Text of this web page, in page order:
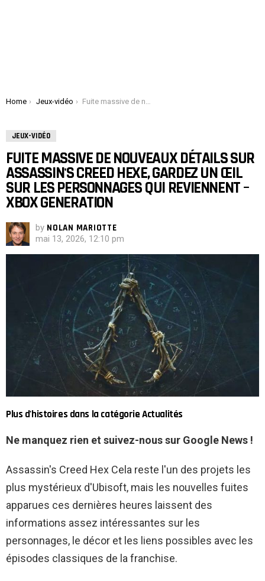
You are here:
Home Jeux-vidéo Fuite massive de nouveaux détails sur Assassin's Creed Hexe, gardez un œil sur les personnages qui reviennent – ​​Xbox Generation
JEUX-VIDÉO
FUITE MASSIVE DE NOUVEAUX DÉTAILS SUR
ASSASSIN'S CREED HEXE, GARDEZ UN ŒIL
SUR LES PERSONNAGES QUI REVIENNENT – ​​
XBOX GENERATION
by NOLAN MARIOTTE
mai 13, 2026, 12:10 pm
Plus d'histoires dans la catégorie Actualités
Ne manquez rien et suivez-nous sur Google News !
Assassin's Creed Hex Cela reste l'un des projets les
plus mystérieux d'Ubisoft, mais les nouvelles fuites
apparues ces dernières heures laissent des
informations assez intéressantes sur les
personnages, le décor et les liens possibles avec les
épisodes classiques de la franchise.